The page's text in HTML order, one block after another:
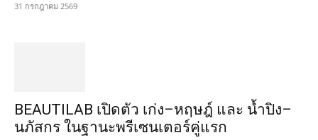
31 กรกฎาคม 2569
BEAUTILAB เปิดตัว เก่ง–หฤษฎ์ และ น้ำปิง–
นภัสกร ในฐานะพรีเซนเตอร์คู่แรก